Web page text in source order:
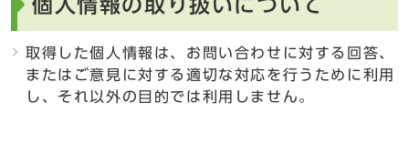
個人情報の取り扱いについて
取得した個人情報は、お問い合わせに対する回答、
またはご意見に対する適切な対応を行うために利用
し、それ以外の目的では利用しません。